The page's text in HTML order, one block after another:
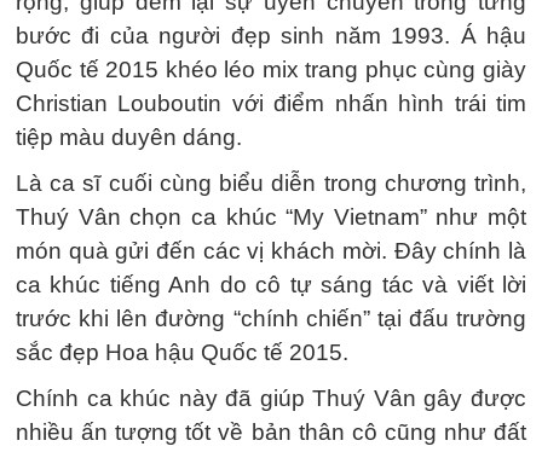
bước đi của người đẹp sinh năm 1993. Á hậu
Quốc tế 2015 khéo léo mix trang phục cùng giày
Christian Louboutin với điểm nhấn hình trái tim
tiệp màu duyên dáng.
Là ca sĩ cuối cùng biểu diễn trong chương trình,
Thuý Vân chọn ca khúc “My Vietnam” như một
món quà gửi đến các vị khách mời. Đây chính là
ca khúc tiếng Anh do cô tự sáng tác và viết lời
trước khi lên đường “chính chiến” tại đấu trường
sắc đẹp Hoa hậu Quốc tế 2015.
Chính ca khúc này đã giúp Thuý Vân gây được
nhiều ấn tượng tốt về bản thân cô cũng như đất